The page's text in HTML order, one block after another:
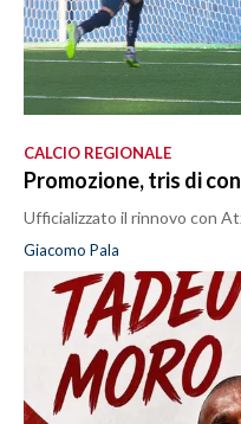
CALCIO REGIONALE
Promozione, tris di
Ufficializzato il rinnovo con
Giacomo Pala